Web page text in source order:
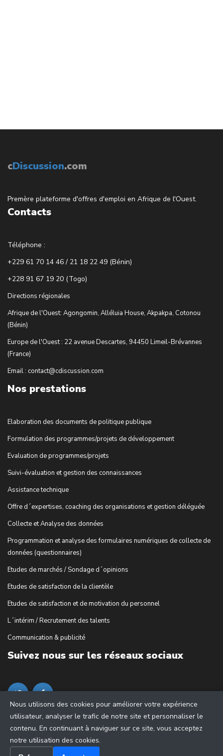
cDiscussion.com
Premère plateforme d'offres d'emploi en Afrique de l'Ouest.
Contacts
Téléphone :
+229 61 70 14 46 / 21 18 22 49 (Bénin)
+228 91 67 19 20 (Togo)
Directions régionales
Afrique de l'Ouest: Agongomin, Alléluia House, Akpakpa, Cotonou
(Bénin)
Europe de l'Ouest : 22 avenue Descartes, 94450 Limeil-Brévannes
(France)
Email : contact@cdiscussion.com
Nos prestations
Elaboration des documents de politique publique
Formulation des programmes/projets de développement
Evaluation de programmes/projets
Suivi-évaluation et gestion des connaissances
Assistance technique
Offre d´expertises, coaching des organisations et gestion déléguée
Collecte et Analyse des données
Programmation et analyse des formulaires numériques de collecte de
données (questionnaires)
Etudes de marchés / Sondage d´opinions
Etudes de satisfaction de la clientèle
Etudes de satisfaction et de motivation du personnel
L´intérim / Recrutement des talents
Communication & publicité
Suivez nous sur les réseaux sociaux
Nous utilisons des cookies pour améliorer votre expérience
utilisateur, analyser le trafic de notre site et personnaliser le
contenu. En continuant à naviguer sur ce site, vous acceptez
notre utilisation des cookies.